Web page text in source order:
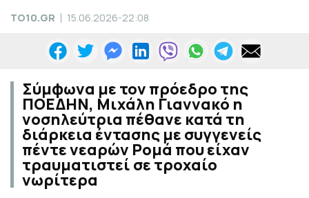
TO10.GR 15.06.2026-22:08
Σύμφωνα με τον πρόεδρο της
ΠΟΕΔΗΝ, Μιχάλη Γιαννακό η
νοσηλεύτρια πέθανε κατά τη
διάρκεια έντασης με συγγενείς
πέντε νεαρών Ρομά που είχαν
τραυματιστεί σε τροχαίο
νωρίτερα